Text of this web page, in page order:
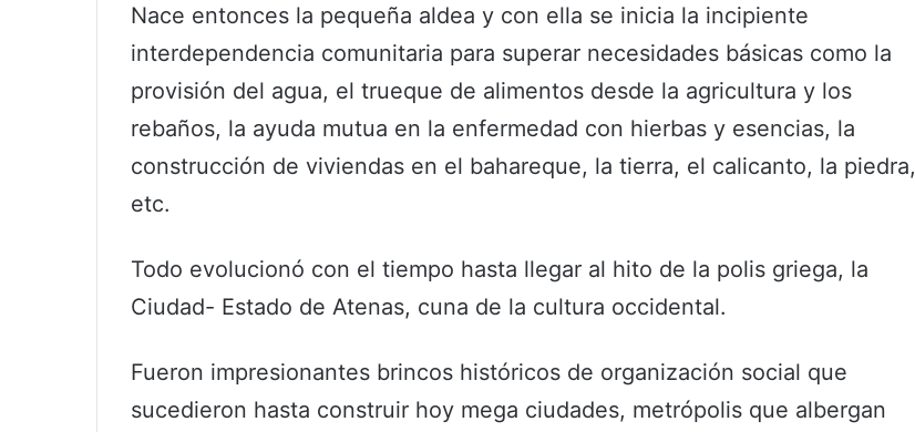
Nace entonces la pequeña aldea y con ella se inicia la incipiente
interdependencia comunitaria para superar necesidades básicas como la
provisión del agua, el trueque de alimentos desde la agricultura y los
rebaños, la ayuda mutua en la enfermedad con hierbas y esencias, la
construcción de viviendas en el bahareque, la tierra, el calicanto, la piedra,
etc.
Todo evolucionó con el tiempo hasta llegar al hito de la polis griega, la
Ciudad- Estado de Atenas, cuna de la cultura occidental.
Fueron impresionantes brincos históricos de organización social que
sucedieron hasta construir hoy mega ciudades, metrópolis que albergan